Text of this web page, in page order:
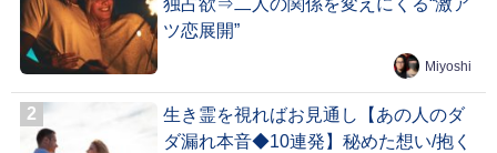
ツ恋展開”
Miyoshi
生き霊を視ればお見通し【あの人のダ
ダ漏れ本音◆10連発】秘めた想い/抱く